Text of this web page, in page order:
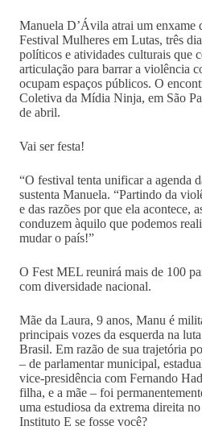
Manuela D’Ávila atrai um enxame
Festival Mulheres em Lutas, três
políticos e atividades culturais que
articulação para barrar a violência
ocupam espaços públicos. O
Coletiva da Mídia Ninja, em São
de abril.
Vai ser festa!
“O festival tenta unificar a agenda
sustenta Manuela. “Partindo da
e das razões por que ela acontece,
conduzem àquilo que podemos
mudar o país!”
O Fest MEL reunirá mais de 100
com diversidade nacional.
Mãe da Laura, 9 anos, Manu é
principais vozes da esquerda na
Brasil. Em razão de sua trajetória
– de parlamentar municipal,
vice-presidência com Fernando
filha, e a mãe – foi
uma estudiosa da extrema direita
Instituto E se fosse você?